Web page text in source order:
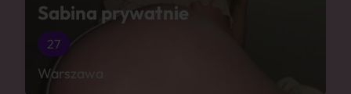
Sabina prywatnie
27
Warszawa